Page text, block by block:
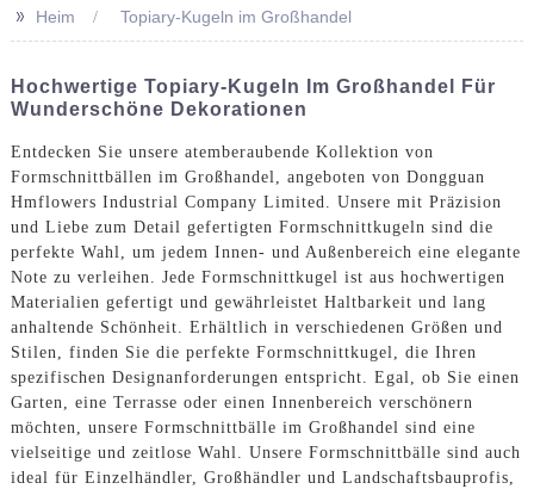
>> Heim Topiary-Kugeln im Großhandel
Hochwertige Topiary-Kugeln Im Großhandel Für
Wunderschöne Dekorationen
Entdecken Sie unsere atemberaubende Kollektion von
Formschnittbällen im Großhandel, angeboten von Dongguan
Hmflowers Industrial Company Limited. Unsere mit Präzision
und Liebe zum Detail gefertigten Formschnittkugeln sind die
perfekte Wahl, um jedem Innen- und Außenbereich eine elegante
Note zu verleihen. Jede Formschnittkugel ist aus hochwertigen
Materialien gefertigt und gewährleistet Haltbarkeit und lang
anhaltende Schönheit. Erhältlich in verschiedenen Größen und
Stilen, finden Sie die perfekte Formschnittkugel, die Ihren
spezifischen Designanforderungen entspricht. Egal, ob Sie einen
Garten, eine Terrasse oder einen Innenbereich verschönern
möchten, unsere Formschnittbälle im Großhandel sind eine
vielseitige und zeitlose Wahl. Unsere Formschnittbälle sind auch
ideal für Einzelhändler, Großhändler und Landschaftsbauprofis,